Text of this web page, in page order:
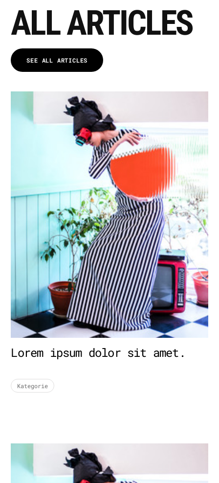
ALL ARTICLES
SEE ALL ARTICLES
Lorem ipsum dolor sit amet.
Kategorie